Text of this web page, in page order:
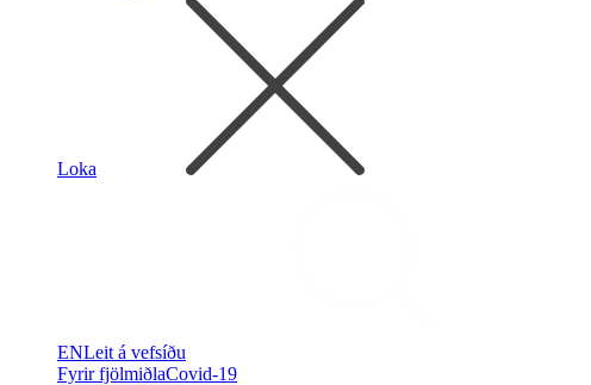
Loka
ENLeit á vefsíðu
Fyrir fjölmiðlaCovid-19